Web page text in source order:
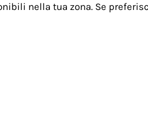
nella tua zona. Se